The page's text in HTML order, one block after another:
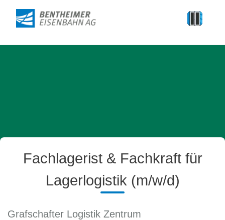
Fachlagerist & Fachkraft für
Lagerlogistik (m/w/d)
Grafschafter Logistik Zentrum